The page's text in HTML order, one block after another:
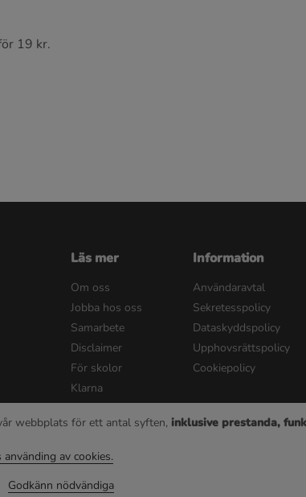
19 kr.
Läs mer
Om oss
Jobba hos oss
Samarbete
Disclaimer
För skolor
Klarna
Information
Användaravtal
Sekretesspolicy
Dataskyddspolicy
Upphovsrättspolicy
Cookiepolicy
© 2022 Pluggie AB | Alla rättigheter reserverade
webbplats för ett antal syften, inklusive prestanda,
av cookies.
Godkänn nödvändiga